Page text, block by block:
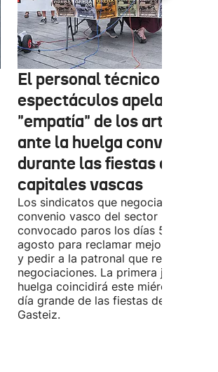
El personal técnico de
espectáculos apela a la
"empatía" de los artistas
ante la huelga convocada
durante las fiestas de las
capitales vascas
Los sindicatos que negocian el
convenio vasco del sector han
convocado paros los días 5, 14 y 26
agosto para reclamar mejoras
y pedir a la patronal que retome las
negociaciones. La primera jornada de
huelga coincidirá este miércoles con
día grande de las fiestas de Vitoria-
Gasteiz.